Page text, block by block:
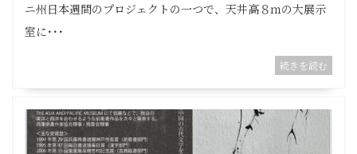
ニ州日本週間のプロジェクトの一つで、天井高８ｍの大展示
室に･･･
続きを読む